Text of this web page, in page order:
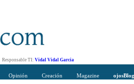
TI: Vidal Vidal Garcia
Opinión Creación Magazine